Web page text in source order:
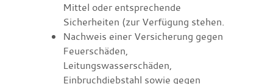
Mittel oder entsprechende
Sicherheiten (zur Verfügung stehen.
Nachweis einer Versicherung gegen
Feuerschäden,
Leitungswasserschäden,
Einbruchdiebstahl sowie gegen